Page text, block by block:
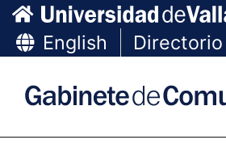
English Directorio